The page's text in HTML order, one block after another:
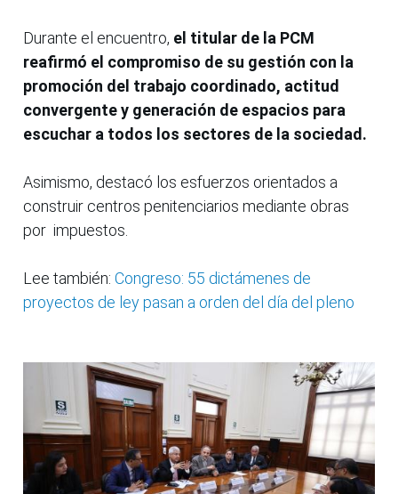
Durante el encuentro, el titular de la PCM
reafirmó el compromiso de su gestión con la
promoción del trabajo coordinado, actitud
convergente y generación de espacios para
escuchar a todos los sectores de la sociedad.
Asimismo, destacó los esfuerzos orientados a
construir centros penitenciarios mediante obras
por impuestos.
Lee también: Congreso: 55 dictámenes de
proyectos de ley pasan a orden del día del pleno